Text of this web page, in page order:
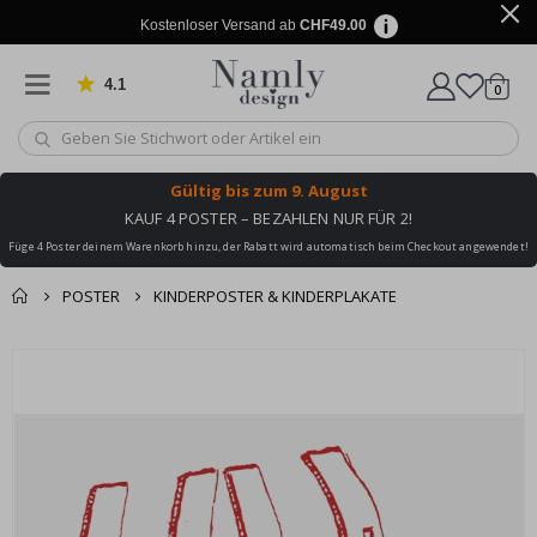
Kostenloser Versand ab CHF49.00
4.1 von 1029 Bewertungen
Wagen
0
Gültig bis zum 9. August
KAUF 4 POSTER – BEZAHLEN NUR FÜR 2!
Füge 4 Poster deinem Warenkorb hinzu, der Rabatt wird automatisch beim Checkout angewendet!
POSTER KINDERPOSTER & KINDERPLAKATE